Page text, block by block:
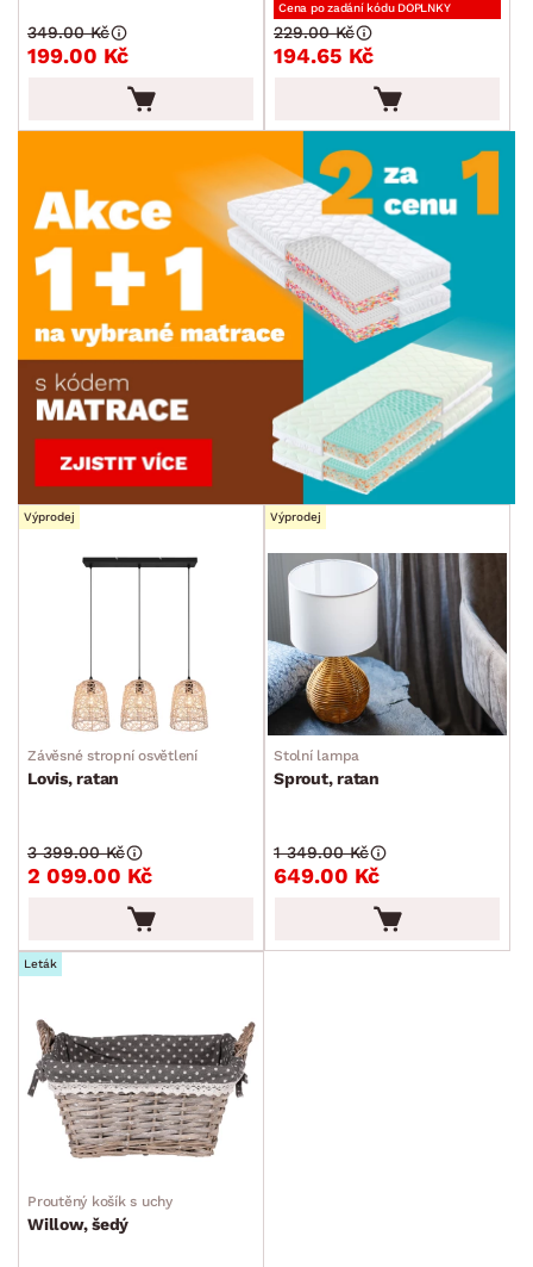
199.00 Kč
349.00 Kč
Cena po zadání kódu DOPLNKY
194.65 Kč
229.00 Kč
Výprodej
Závěsné stropní osvětlení
Lovis, ratan
2 099.00 Kč
3 399.00 Kč
Výprodej
Stolní lampa
Sprout, ratan
649.00 Kč
1 349.00 Kč
Leták
Proutěný košík s uchy
Willow, šedý